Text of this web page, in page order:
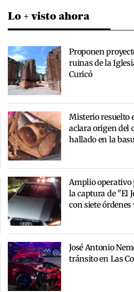
Lo + visto ahora
Proponen
ruinas de la
Curicó
Misterio resuelto
aclara origen del
hallado en la
Amplio
la captura de "El
con siete
José Antonio
tránsito en Las